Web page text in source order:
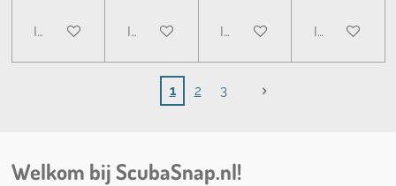
In winkelwagenIn winkelwagenIn winkelwagenIn
1 2 3
Welkom bij ScubaSnap.nl!